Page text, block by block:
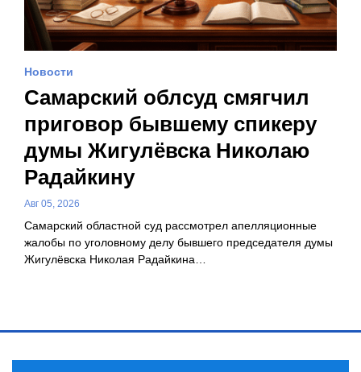
Новости
Самарский облсуд смягчил
приговор бывшему спикеру
думы Жигулёвска Николаю
Радайкину
Авг 05, 2026
Самарский областной суд рассмотрел апелляционные
жалобы по уголовному делу бывшего председателя думы
Жигулёвска Николая Радайкина…